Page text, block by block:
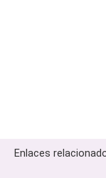
Enlaces